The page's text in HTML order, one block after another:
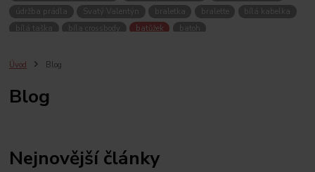
údržba prádla
Svatý Valentýn braletka bralette
bílá kabelka
bílá taška
bíla crossbody batůžek batoh
Úvod Blog
Blog
Nejnovější články